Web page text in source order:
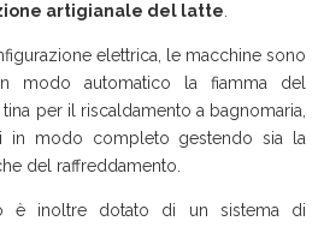
artigianale del latte
elettrica, le macchine sono
modo automatico la fiamma del
per il riscaldamento a bagnomaria,
in modo completo gestendo sia la
del raffreddamento.
è inoltre dotato di un sistema di